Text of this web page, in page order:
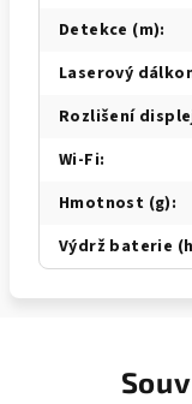
Detekce (m):
Laserový
Rozlišení
Wi-Fi:
Hmotnost (g):
Výdrž baterie